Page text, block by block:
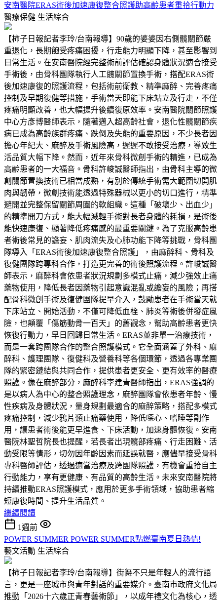
安南醫院ERAS術後加速康復整合照護助高齡患者重拾行動力
醫療保健 生活綜合
【柿子日報記者李玲/台南報導】90歲的婆婆因右側髖關節嚴
重退化，長期飽受疼痛困擾，行走能力明顯下降，甚至影響到
日常生活。在安南醫院經完整術前評估確認身體狀況適合接受
手術後，由骨科團隊執行人工髖關節置換手術，搭配ERAS術
後加速康復的照護流程，包括術前衛教、精準麻醉、完善疼痛
控制及早期復健等措施，手術當天即能下床站立及行走，不僅
疼痛明顯改善，也大幅提升後續復原效率。安南醫院關節照護
中心方彥博醫師表示，隨著邁入超高齡社會，退化性髖關節疾
病已成為高齡族群疼痛、跌倒及失能的重要原因，不少長者因
擔心年紀大、麻醉及手術風險高，遲遲不敢接受治療，導致生
活品質大幅下降。然而，近年來骨科微創手術的精進，已成為
高齡患者的一大福音。骨科許峻誠醫師指出，由骨科主導的微
創關節置換技術已相當成熟，有別於傳統手術需大範圍切開肌
肉與韌帶，微創技術能透過特殊器械以更小的切口進行，精準
避開並完整保留關節周圍的軟組織。這種「破壞少、出血少」
的精準開刀方式，能大幅減輕手術對長者身體的耗損，是術後
能快速康復、顯著降低疼痛感的最重要關鍵。為了克服高齡患
者術後常見的譫妄、肌肉流失及心肺功能下降等挑戰，骨科團
隊導入「ERAS術後加速康復整合照護」，由麻醉科、骨科及
復健團隊跨專科合作，打造更完善的術後照護流程。許峻誠醫
師表示，麻醉科會依患者狀況規劃多模式止痛，減少強效止痛
藥物使用，降低長者因藥物引起意識混亂或譫妄的風險；再搭
配骨科微創手術及復健團隊提早介入，鼓勵患者在手術當天就
下床站立、開始活動，不僅可降低血栓、肺炎等術後併發症風
險，也顛覆「傷筋動骨一百天」的舊觀念，幫助高齡患者更快
恢復行動力，早日回歸日常生活。ERAS並非單一治療技術，
而是一套跨團隊合作的整合照護模式。它全面涵蓋了外科、麻
醉科、護理團隊、復健科及營養科等各個環節，透過各專業團
隊的緊密鏈結與共同合作，提供患者更安全、更有效率的醫療
照護。像在麻醉部分，麻醉科李建青醫師指出，ERAS強調的
是以病人為中心的整合照護理念，麻醉團隊會依患者年齡、慢
性疾病及身體狀況，量身規劃最適合的麻醉策略，搭配多模式
疼痛控制，減少鴉片類止痛藥使用，降低噁心、嗜睡等副作
用，讓患者術後能更早進食、下床活動，加速身體恢復。安南
醫院林聖哲院長也提醒，若長者出現髖部疼痛、行走困難、活
動受限等情形，切勿因年齡因素而延誤就醫，應儘早接受骨科
專科醫師評估，透過適當治療及跨團隊照護，有機會重拾自主
行動能力，享有更健康、有品質的高齡生活。未來安南醫院將
持續推動ERAS照護模式，應用於更多手術領域，協助患者縮
短康復時間、提升生活品質。
繼續閱讀
1週前
POWER SUMMER POWER SUMMER點燃臺南夏日熱情!
藝文活動 生活綜合
【柿子日報記者李玲/台南報導】街舞不只是年輕人的流行語
言，更是一座城市與青年對話的重要媒介。臺南市政府文化局
推動「2026十六歲正青春藝術節」，以成年禮文化為核心，透